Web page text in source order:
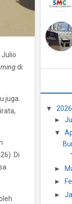
Julio
di
juga.
Di
▼ 2026
►
▼
►
►
►